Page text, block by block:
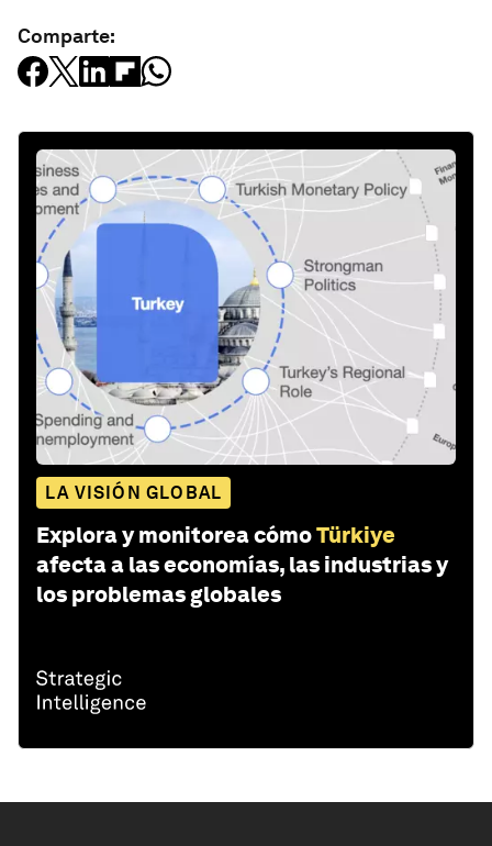
Comparte:
LA VISIÓN GLOBAL
Explora y monitorea cómoTürkiye
afecta a las economías, las industrias y
los problemas globales